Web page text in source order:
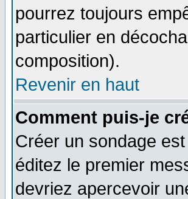
pourrez toujours
particulier en
composition).
Revenir en haut
Comment puis-je
Créer un sondage
éditez le premier
devriez apercevoir